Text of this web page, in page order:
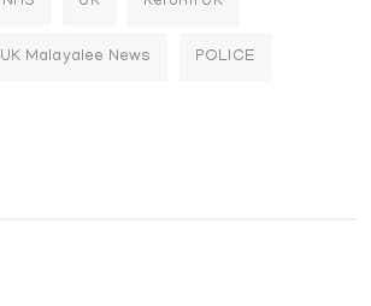
UK Malayalee News POLICE